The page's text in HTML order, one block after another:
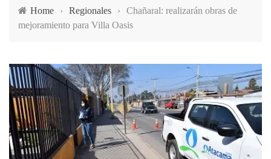
Home › Regionales ›
Chañaral: realizarán obras de
mejoramiento para Villa Oasis